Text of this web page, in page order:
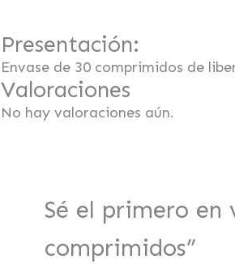
Presentación:
Envase de 30 comprimidos de
Valoraciones
No hay valoraciones aún.
Sé el primero en
comprimidos”